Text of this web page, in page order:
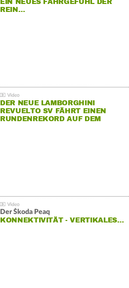
EIN NEUES FAHRGEFÜHL DER
REIN…
DER NEUE LAMBORGHINI
REVUELTO SV FÄHRT EINEN
RUNDENREKORD AUF DEM
Der Škoda Peaq
KONNEKTIVITÄT - VERTIKALES…